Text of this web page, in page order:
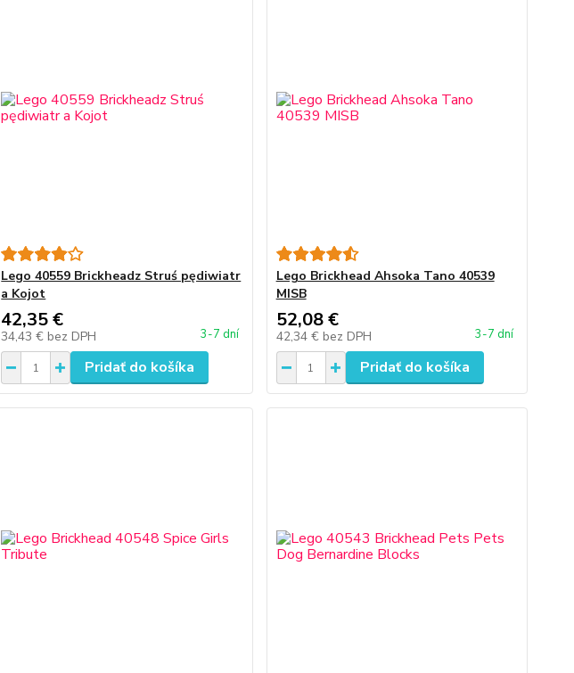
Lego 40559 Brickheadz Struś pędiwiatr
a Kojot
42,35 €
34,43 € bez DPH 3-7 dní
Pridať do košíka
Lego Brickhead Ahsoka Tano 40539
MISB
52,08 €
42,34 € bez DPH 3-7 dní
Pridať do košíka